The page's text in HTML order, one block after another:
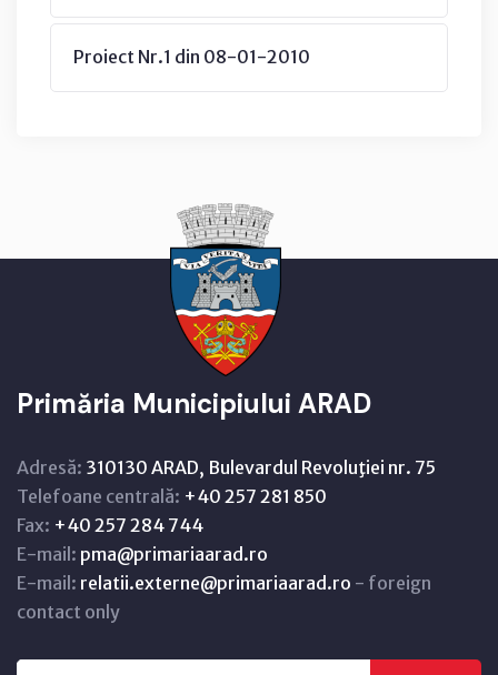
Proiect Nr.1 din 08-01-2010
Primăria Municipiului ARAD
Adresă: 310130 ARAD, Bulevardul Revoluţiei nr. 75
Telefoane centrală: +40 257 281 850
Fax: +40 257 284 744
E-mail: pma@primariaarad.ro
E-mail: relatii.externe@primariaarad.ro - foreign
contact only